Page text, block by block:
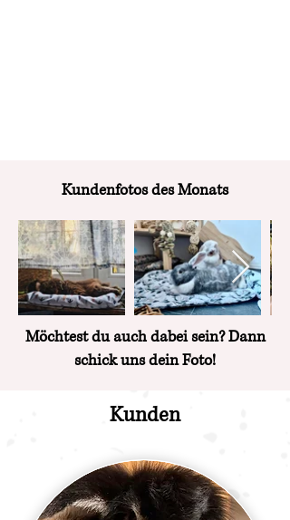
Kundenfotos des Monats
Möchtest du auch dabei sein? Dann
schick uns dein Foto!
Kunden